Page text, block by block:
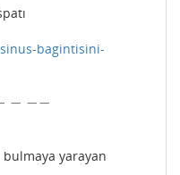
bagintisini-
− −−
yarayan